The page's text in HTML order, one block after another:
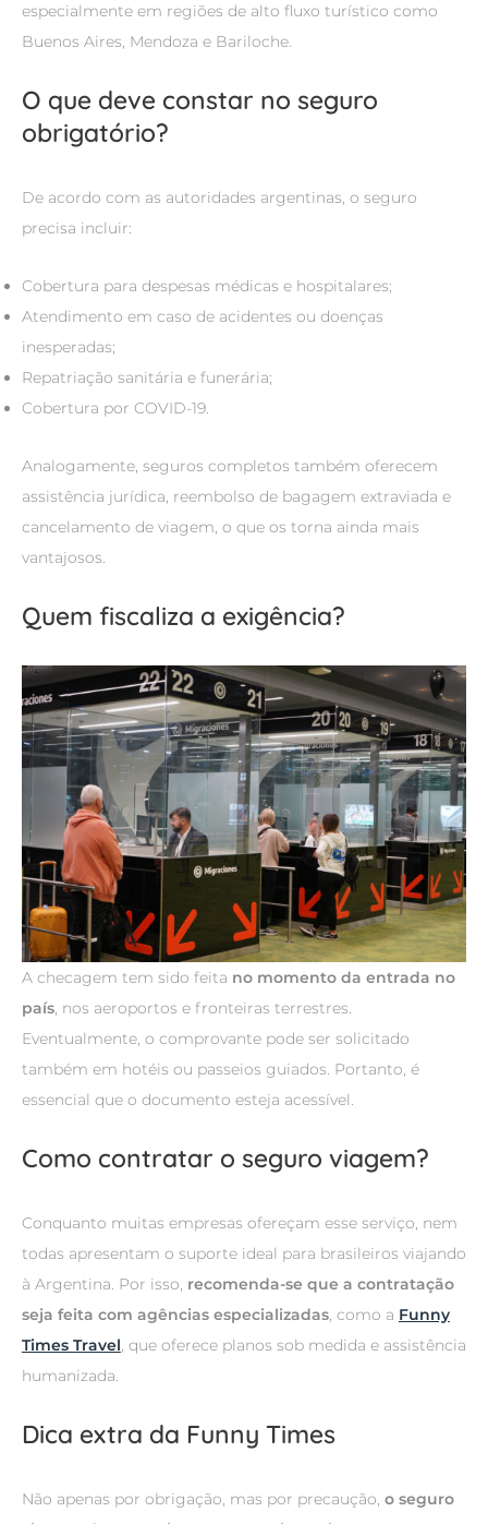
especialmente em regiões de alto fluxo turístico como
Buenos Aires, Mendoza e Bariloche.
O que deve constar no seguro
obrigatório?
De acordo com as autoridades argentinas, o seguro
precisa incluir:
Cobertura para despesas médicas e hospitalares;
Atendimento em caso de acidentes ou doenças
inesperadas;
Repatriação sanitária e funerária;
Cobertura por COVID-19.
Analogamente, seguros completos também oferecem
assistência jurídica, reembolso de bagagem extraviada e
cancelamento de viagem, o que os torna ainda mais
vantajosos.
Quem fiscaliza a exigência?
A checagem tem sido feita no momento da entrada no
país, nos aeroportos e fronteiras terrestres.
Eventualmente, o comprovante pode ser solicitado
também em hotéis ou passeios guiados. Portanto, é
essencial que o documento esteja acessível.
Como contratar o seguro viagem?
Conquanto muitas empresas ofereçam esse serviço, nem
todas apresentam o suporte ideal para brasileiros viajando
à Argentina. Por isso, recomenda-se que a contratação
seja feita com agências especializadas, como a Funny
Times Travel, que oferece planos sob medida e assistência
humanizada.
Dica extra da Funny Times
Não apenas por obrigação, mas por precaução, o seguro